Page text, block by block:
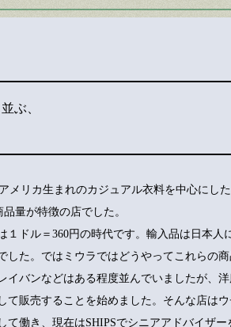
ぶ、
メリカ生まれのカジュアル衣料を中心にし
量が特徴の店でした。
１ドル＝360円の時代です。輸入品は日本
た。ではミウラではどうやってこれらの商
イバンなどはある程度並んでいましたが、
販売することを始めました。そんな店はウ
働き、現在はSHIPSでシニアアドバイザー